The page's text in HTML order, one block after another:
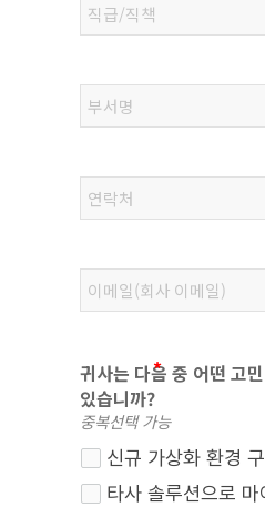
귀사는 다음 중 어떤 고
있습니까?
중복선택 가능
신규 가상화 환경
타사 솔루션으로 마